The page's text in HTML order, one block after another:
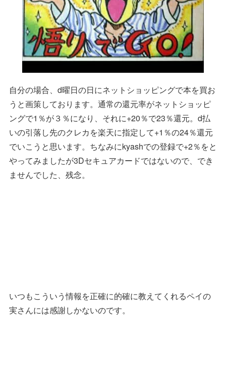
自分の場合、d曜日の日にネットショッピングで本を買お
うと画策しております。通常の還元率がネットショッピ
ングで1％が３％になり、それに+20％で23％還元。d払
いの引落し先のクレカを楽天に指定して+1％の24％還元
でいこうと思います。ちなみにkyashでの登録で+2％をと
やってみましたが3Dセキュアカードではないので、でき
ませんでした、残念。
いつもこういう情報を正確に的確に教えてくれるペイの
実さんには感謝しかないのです。